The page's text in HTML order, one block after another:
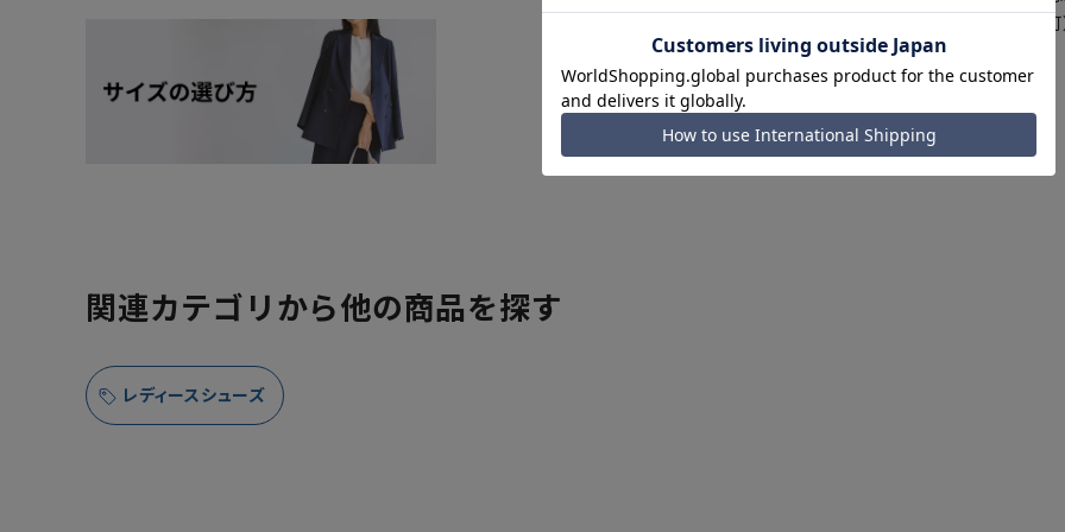
正商品の場合は対応不
詳しくはこちら
関連カテゴリから他の商品を探す
レディースシューズ